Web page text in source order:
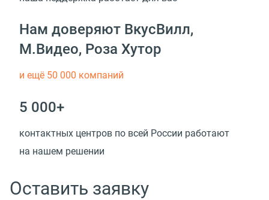
Нам доверяют ВкусВилл,
М.Видео, Роза Хутор
и ещё 50 000 компаний
5 000+
контактных центров по всей России работают
на нашем решении
Оставить заявку